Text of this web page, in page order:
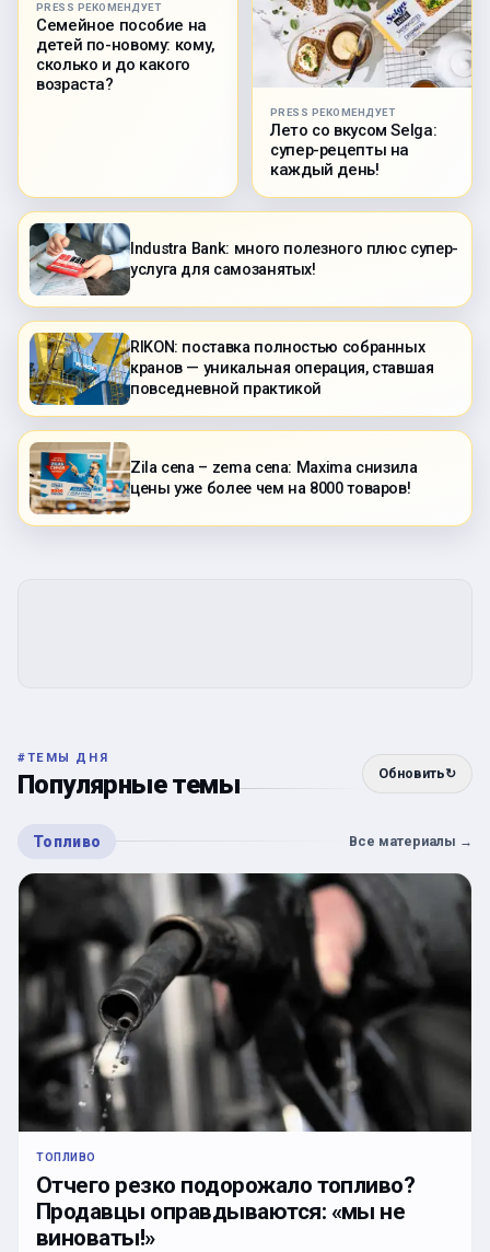
PRESS РЕКОМЕНДУЕТ
Семейное пособие на
детей по-новому: кому,
сколько и до какого
возраста?
PRESS РЕКОМЕНДУЕТ
Лето со вкусом Selga:
супер-рецепты на
каждый день!
Industra Bank: много полезного плюс супер-
услуга для самозанятых!
RIKON: поставка полностью собранных
кранов — уникальная операция, ставшая
повседневной практикой
Zila cena – zema cena: Maxima снизила
цены уже более чем на 8000 товаров!
#ТЕМЫ ДНЯ
Популярные темы Обновить↻
Топливо Все материалы →
ТОПЛИВО
Отчего резко подорожало топливо?
Продавцы оправдываются: «мы не
виноваты!»